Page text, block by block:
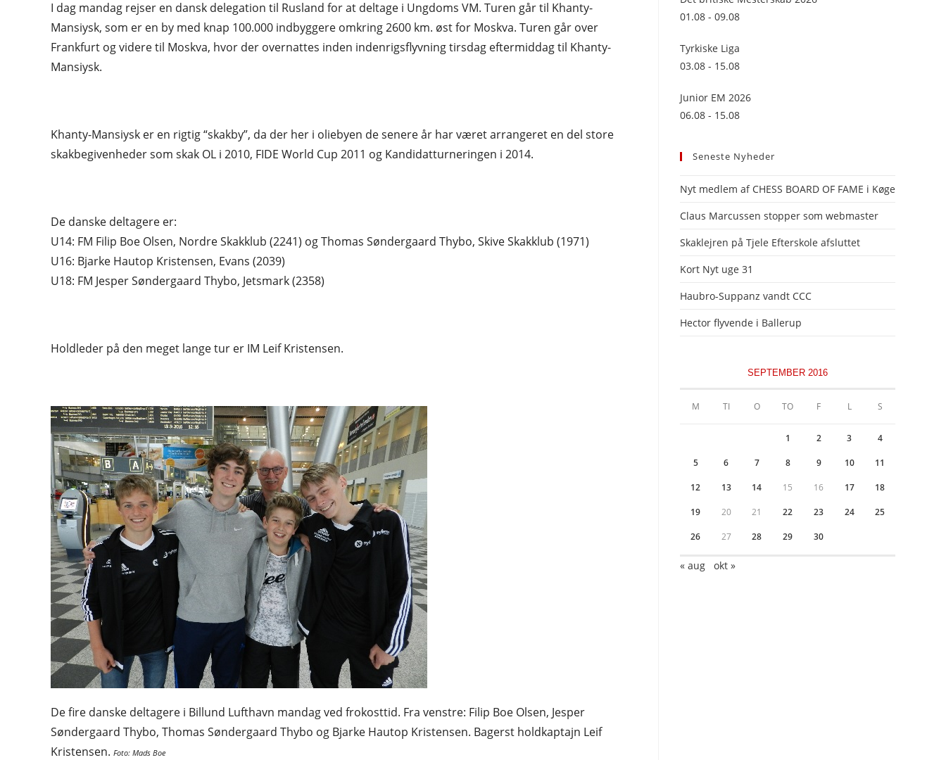
I dag mandag rejser en dansk delegation til Rusland for at deltage i Ungdoms VM. Turen går til Khanty-
Mansiysk, som er en by med knap 100.000 indbyggere omkring 2600 km. øst for Moskva. Turen går over
Frankfurt og videre til Moskva, hvor der overnattes inden indenrigsflyvning tirsdag eftermiddag til Khanty-
Mansiysk.
Khanty-Mansiysk er en rigtig “skakby”, da der her i oliebyen de senere år har været arrangeret en del store
skakbegivenheder som skak OL i 2010, FIDE World Cup 2011 og Kandidatturneringen i 2014.
De danske deltagere er:
U14: FM Filip Boe Olsen, Nordre Skakklub (2241) og Thomas Søndergaard Thybo, Skive Skakklub (1971)
U16: Bjarke Hautop Kristensen, Evans (2039)
U18: FM Jesper Søndergaard Thybo, Jetsmark (2358)
Holdleder på den meget lange tur er IM Leif Kristensen.
De fire danske deltagere i Billund Lufthavn mandag ved frokosttid. Fra venstre: Filip Boe Olsen, Jesper
Søndergaard Thybo, Thomas Søndergaard Thybo og Bjarke Hautop Kristensen. Bagerst holdkaptajn Leif
Kristensen. Foto: Mads Boe
01.08 - 09.08
Tyrkiske Liga
03.08 - 15.08
Junior EM 2026
06.08 - 15.08
Seneste Nyheder
Nyt medlem af CHESS BOARD OF FAME i Køge
Claus Marcussen stopper som webmaster
Skaklejren på Tjele Efterskole afsluttet
Kort Nyt uge 31
Haubro-Suppanz vandt CCC
Hector flyvende i Ballerup
SEPTEMBER 2016
M TI O TO F L S
1 2 3 4
5 6 7 8 9 10 11
12 13 14 15 16 17 18
19 20 21 22 23 24 25
26 27 28 29 30
« aug okt »